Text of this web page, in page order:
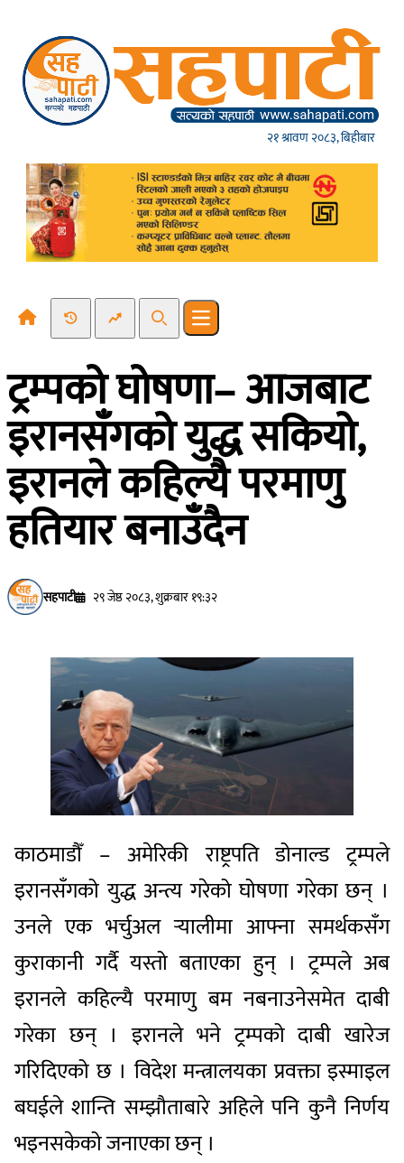
२१ श्रावण २०८३, बिहीबार
Recent NewsTrending News
SearchOpen main menu
ट्रम्पको घोषणा– आजबाट
इरानसँगको युद्ध सकियो,
इरानले कहिल्यै परमाणु
हतियार बनाउँदैन
सहपाटी २९ जेष्ठ २०८३, शुक्रबार १९:३२
काठमाडौँ – अमेरिकी राष्ट्रपति डोनाल्ड ट्रम्पले
इरानसँगको युद्ध अन्त्य गरेको घोषणा गरेका छन् ।
उनले एक भर्चुअल र्‍यालीमा आफ्ना समर्थकसँग
कुराकानी गर्दै यस्तो बताएका हुन् । ट्रम्पले अब
इरानले कहिल्यै परमाणु बम नबनाउनेसमेत दाबी
गरेका छन् । इरानले भने ट्रम्पको दाबी खारेज
गरिदिएको छ । विदेश मन्त्रालयका प्रवक्ता इस्माइल
बघईले शान्ति सम्झौताबारे अहिले पनि कुनै निर्णय
भइनसकेको जनाएका छन् ।